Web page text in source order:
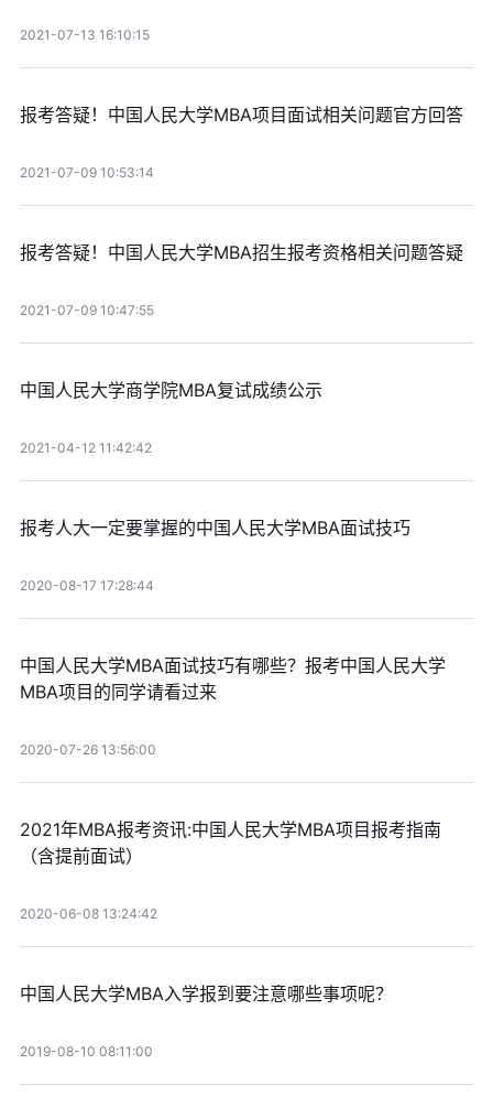
2021-07-13 16:10:15
报考答疑！中国人民大学MBA项目面试相关问题官方回答
2021-07-09 10:53:14
报考答疑！中国人民大学MBA招生报考资格相关问题答疑
2021-07-09 10:47:55
中国人民大学商学院MBA复试成绩公示
2021-04-12 11:42:42
报考人大一定要掌握的中国人民大学MBA面试技巧
2020-08-17 17:28:44
中国人民大学MBA面试技巧有哪些？报考中国人民大学
MBA项目的同学请看过来
2020-07-26 13:56:00
2021年MBA报考资讯:中国人民大学MBA项目报考指南
（含提前面试）
2020-06-08 13:24:42
中国人民大学MBA入学报到要注意哪些事项呢？
2019-08-10 08:11:00